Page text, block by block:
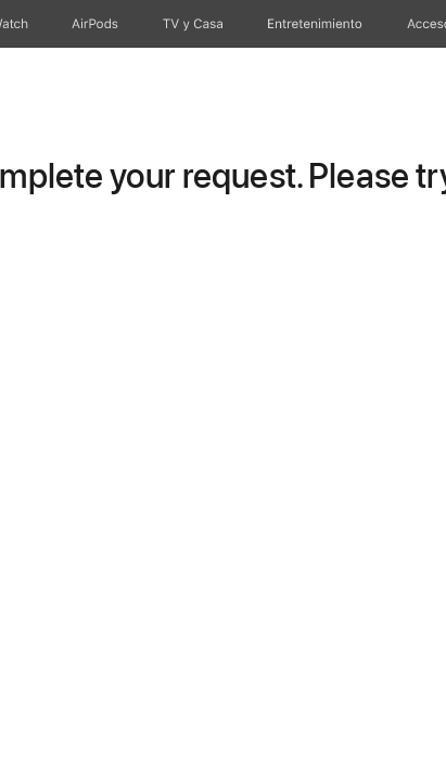
AirPods TV & Casa Entretenimiento
your request. Please